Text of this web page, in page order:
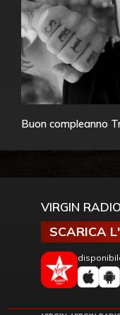
Buon compleanno
VIRGIN
SCARICA